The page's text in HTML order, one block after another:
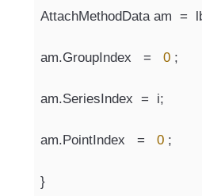
AttachMethodData am  =
am.GroupIndex   = 0 ;
am.SeriesIndex  =  i;
am.PointIndex   = 0 ;
}